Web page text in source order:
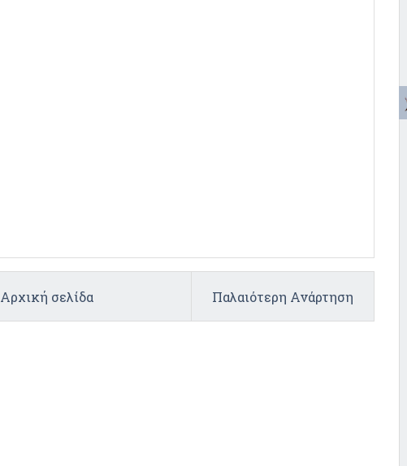
Παλαιότερη Ανάρτηση
Αρχική σελίδα